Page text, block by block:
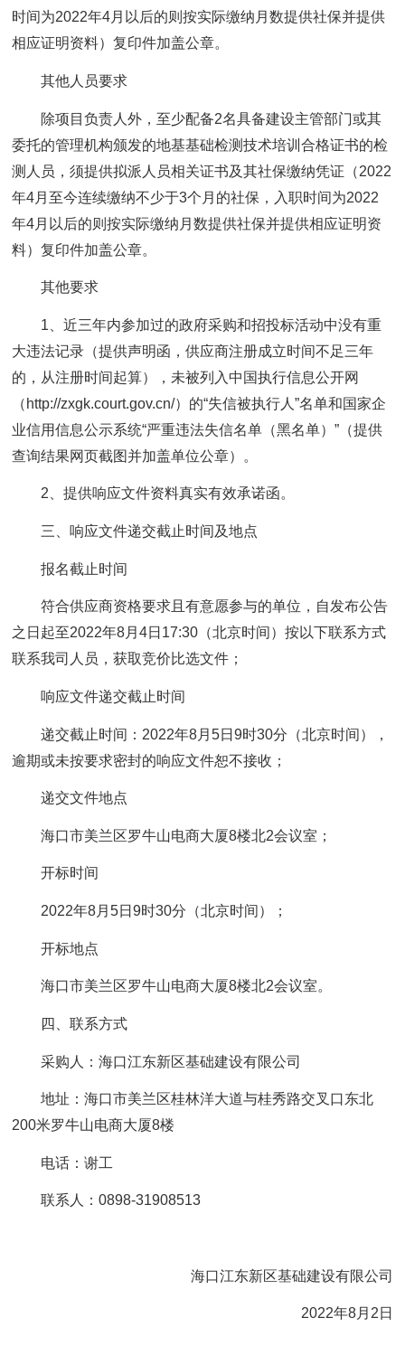
时间为2022年4月以后的则按实际缴纳月数提供社保并提供
相应证明资料）复印件加盖公章。
其他人员要求
除项目负责人外，至少配备2名具备建设主管部门或其
委托的管理机构颁发的地基基础检测技术培训合格证书的检
测人员，须提供拟派人员相关证书及其社保缴纳凭证（2022
年4月至今连续缴纳不少于3个月的社保，入职时间为2022
年4月以后的则按实际缴纳月数提供社保并提供相应证明资
料）复印件加盖公章。
其他要求
1、近三年内参加过的政府采购和招投标活动中没有重
大违法记录（提供声明函，供应商注册成立时间不足三年
的，从注册时间起算），未被列入中国执行信息公开网
（http://zxgk.court.gov.cn/）的“失信被执行人”名单和国家企
业信用信息公示系统“严重违法失信名单（黑名单）”（提供
查询结果网页截图并加盖单位公章）。
2、提供响应文件资料真实有效承诺函。
三、响应文件递交截止时间及地点
报名截止时间
符合供应商资格要求且有意愿参与的单位，自发布公告
之日起至2022年8月4日17:30（北京时间）按以下联系方式
联系我司人员，获取竞价比选文件；
响应文件递交截止时间
递交截止时间：2022年8月5日9时30分（北京时间），
逾期或未按要求密封的响应文件恕不接收；
递交文件地点
海口市美兰区罗牛山电商大厦8楼北2会议室；
开标时间
2022年8月5日9时30分（北京时间）；
开标地点
海口市美兰区罗牛山电商大厦8楼北2会议室。
四、联系方式
采购人：海口江东新区基础建设有限公司
地址：海口市美兰区桂林洋大道与桂秀路交叉口东北
200米罗牛山电商大厦8楼
电话：谢工
联系人：0898-31908513
海口江东新区基础建设有限公司
2022年8月2日